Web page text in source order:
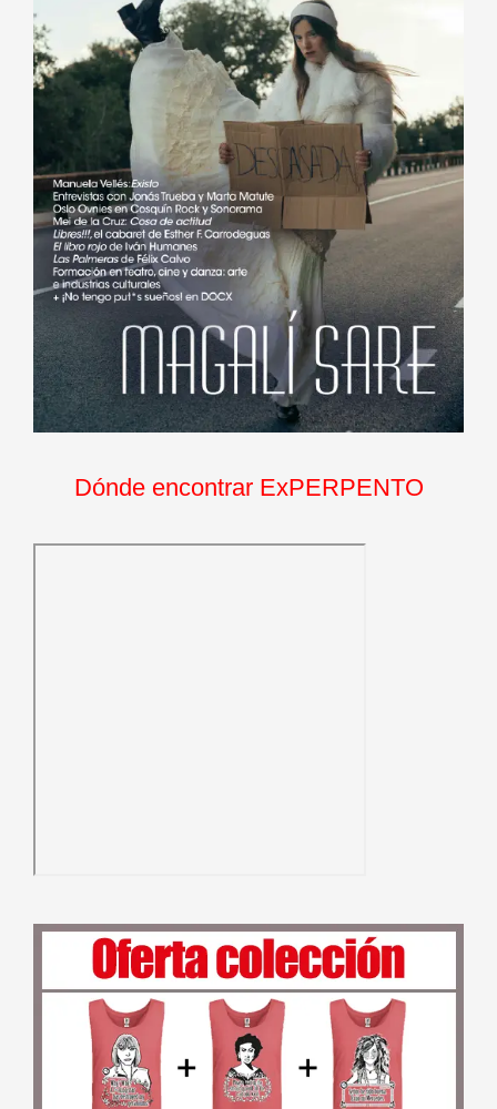
Dónde encontrar ExPERPENTO